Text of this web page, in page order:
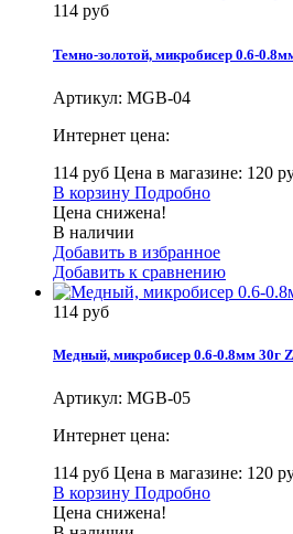
114 руб
Темно-золотой, микробисер 0.6-
Артикул: MGB-04
Интернет цена:
114 руб Цена в магазине: 120
В корзину Подробно
Цена снижена!
В наличии
Добавить в избранное
Добавить к сравнению
114 руб
Медный, микробисер 0.6-0.8мм 30г
Артикул: MGB-05
Интернет цена:
114 руб Цена в магазине: 120
В корзину Подробно
Цена снижена!